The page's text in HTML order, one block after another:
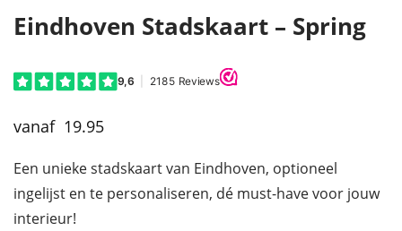
Eindhoven Stadskaart – Spring
19.95
Een unieke stadskaart van Eindhoven, optioneel
ingelijst en te personaliseren, dé must-have voor jouw
interieur!